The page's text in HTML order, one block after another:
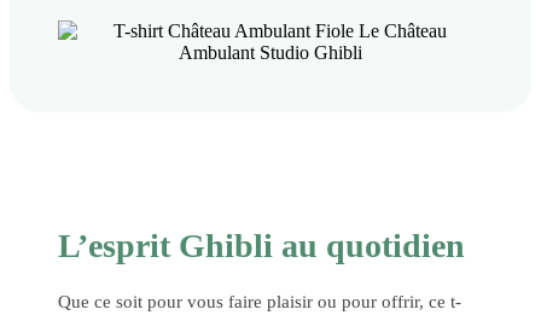
L’esprit Ghibli au quotidien
Que ce soit pour vous faire plaisir ou pour offrir, ce t-